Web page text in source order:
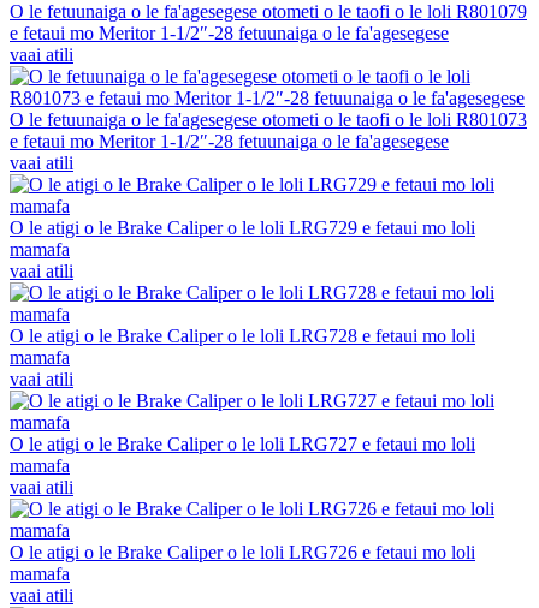
O le fetuunaiga o le fa'agesegese otometi o le taofi o le loli R801079
e fetaui mo Meritor 1-1/2″-28 fetuunaiga o le fa'agesegese
vaai atili
O le fetuunaiga o le fa'agesegese otometi o le taofi o le loli R801073
e fetaui mo Meritor 1-1/2″-28 fetuunaiga o le fa'agesegese
vaai atili
O le atigi o le Brake Caliper o le loli LRG729 e fetaui mo loli
mamafa
vaai atili
O le atigi o le Brake Caliper o le loli LRG728 e fetaui mo loli
mamafa
vaai atili
O le atigi o le Brake Caliper o le loli LRG727 e fetaui mo loli
mamafa
vaai atili
O le atigi o le Brake Caliper o le loli LRG726 e fetaui mo loli
mamafa
vaai atili